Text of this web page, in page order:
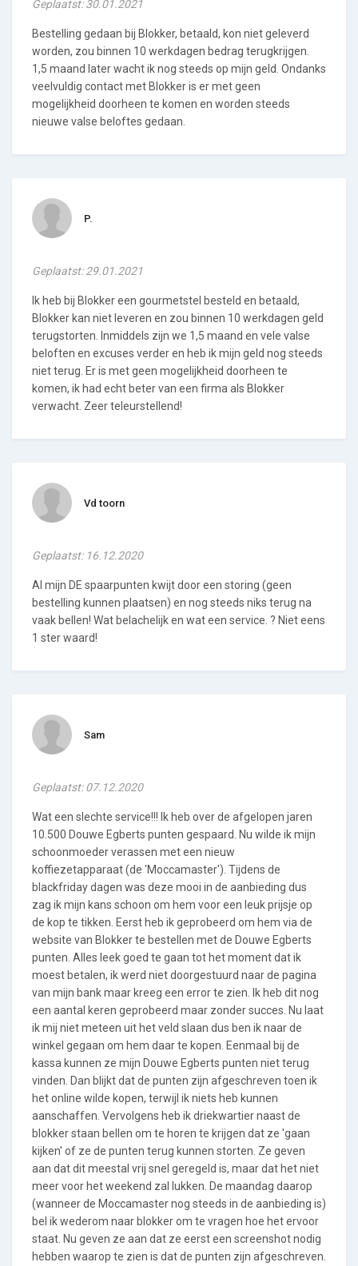
Geplaatst: 30.01.2021
Bestelling gedaan bij Blokker, betaald, kon niet geleverd
worden, zou binnen 10 werkdagen bedrag terugkrijgen.
1,5 maand later wacht ik nog steeds op mijn geld. Ondanks
veelvuldig contact met Blokker is er met geen
mogelijkheid doorheen te komen en worden steeds
nieuwe valse beloftes gedaan.
P.
Geplaatst: 29.01.2021
Ik heb bij Blokker een gourmetstel besteld en betaald,
Blokker kan niet leveren en zou binnen 10 werkdagen geld
terugstorten. Inmiddels zijn we 1,5 maand en vele valse
beloften en excuses verder en heb ik mijn geld nog steeds
niet terug. Er is met geen mogelijkheid doorheen te
komen, ik had echt beter van een firma als Blokker
verwacht. Zeer teleurstellend!
Vd toorn
Geplaatst: 16.12.2020
Al mijn DE spaarpunten kwijt door een storing (geen
bestelling kunnen plaatsen) en nog steeds niks terug na
vaak bellen! Wat belachelijk en wat een service. ? Niet eens
1 ster waard!
Sam
Geplaatst: 07.12.2020
Wat een slechte service!!! Ik heb over de afgelopen jaren
10.500 Douwe Egberts punten gespaard. Nu wilde ik mijn
schoonmoeder verassen met een nieuw
koffiezetapparaat (de 'Moccamaster'). Tijdens de
blackfriday dagen was deze mooi in de aanbieding dus
zag ik mijn kans schoon om hem voor een leuk prijsje op
de kop te tikken. Eerst heb ik geprobeerd om hem via de
website van Blokker te bestellen met de Douwe Egberts
punten. Alles leek goed te gaan tot het moment dat ik
moest betalen, ik werd niet doorgestuurd naar de pagina
van mijn bank maar kreeg een error te zien. Ik heb dit nog
een aantal keren geprobeerd maar zonder succes. Nu laat
ik mij niet meteen uit het veld slaan dus ben ik naar de
winkel gegaan om hem daar te kopen. Eenmaal bij de
kassa kunnen ze mijn Douwe Egberts punten niet terug
vinden. Dan blijkt dat de punten zijn afgeschreven toen ik
het online wilde kopen, terwijl ik niets heb kunnen
aanschaffen. Vervolgens heb ik driekwartier naast de
blokker staan bellen om te horen te krijgen dat ze 'gaan
kijken' of ze de punten terug kunnen storten. Ze geven
aan dat dit meestal vrij snel geregeld is, maar dat het niet
meer voor het weekend zal lukken. De maandag daarop
(wanneer de Moccamaster nog steeds in de aanbieding is)
bel ik wederom naar blokker om te vragen hoe het ervoor
staat. Nu geven ze aan dat ze eerst een screenshot nodig
hebben waarop te zien is dat de punten zijn afgeschreven.